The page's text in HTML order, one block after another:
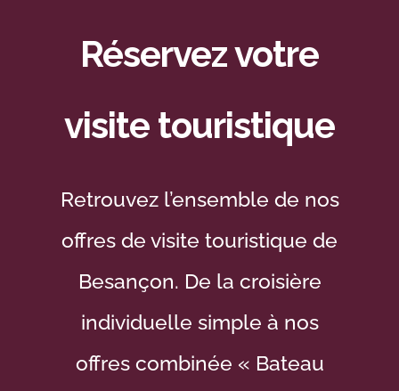
Réservez votre
visite touristique
Retrouvez l’ensemble de nos
offres de visite touristique de
Besançon. De la croisière
individuelle simple à nos
offres combinée « Bateau